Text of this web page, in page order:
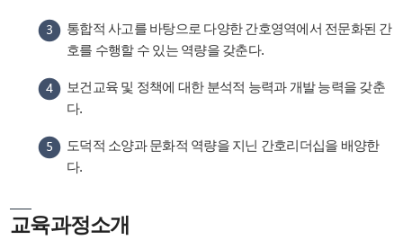
통합적 사고를 바탕으로 다양한 간호영역에서 전문화된 간
호를 수행할 수 있는 역량을 갖춘다.
보건교육 및 정책에 대한 분석적 능력과 개발 능력을 갖춘
다.
도덕적 소양과 문화적 역량을 지닌 간호리더십을 배양한
다.
교육과정소개